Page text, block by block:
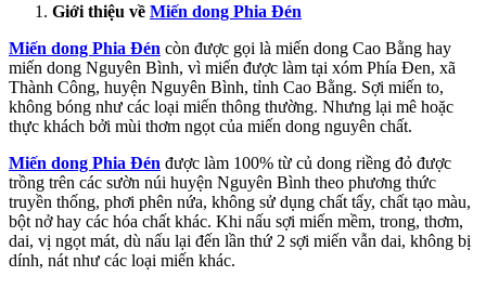
Giới thiệu về Miến dong Phia Đén
Miến dong Phia Đén còn được gọi là miến dong Cao Bằng hay
miến dong Nguyên Bình, vì miến được làm tại xóm Phía Đen, xã
Thành Công, huyện Nguyên Bình, tỉnh Cao Bằng. Sợi miến to,
không bóng như các loại miến thông thường. Nhưng lại mê hoặc
thực khách bởi mùi thơm ngọt của miến dong nguyên chất.
Miến dong Phia Đén được làm 100% từ củ dong riềng đỏ được
trồng trên các sườn núi huyện Nguyên Bình theo phương thức
truyền thống, phơi phên nứa, không sử dụng chất tẩy, chất tạo màu,
bột nở hay các hóa chất khác. Khi nấu sợi miến mềm, trong, thơm,
dai, vị ngọt mát, dù nấu lại đến lần thứ 2 sợi miến vẫn dai, không bị
dính, nát như các loại miến khác.